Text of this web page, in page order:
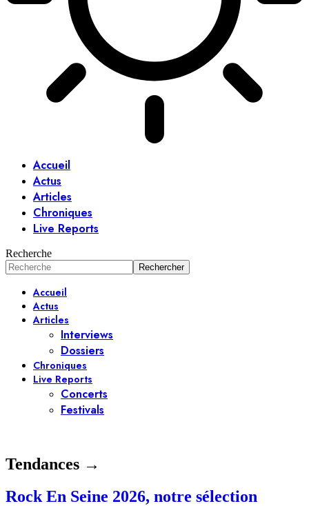
Accueil
Actus
Articles
Chroniques
Live Reports
Recherche
Accueil
Actus
Articles
Interviews
Dossiers
Chroniques
Live Reports
Concerts
Festivals
Tendances →
Rock En Seine 2026, notre sélection